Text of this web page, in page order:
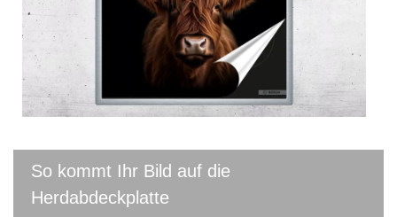
So kommt Ihr Bild auf die
Herdabdeckplatte